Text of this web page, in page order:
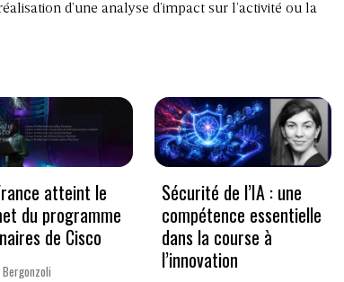
d’une analyse d’impact sur l’activité ou la
atteint le
du programme
de Cisco
Sécurité de l’IA : une
compétence essentielle
dans la course à
l’innovation